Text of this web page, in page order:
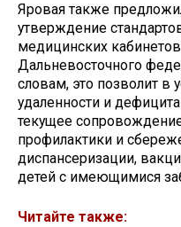
Яровая также
утверждение
медицинских
Дальневосточного
словам, это позволит в
удаленности и
текущее
профилактики и
диспансеризации,
детей с имеющимися
Читайте также: